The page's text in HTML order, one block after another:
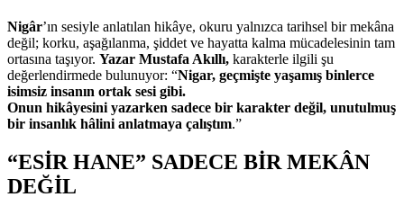
Nigâr’ın sesiyle anlatılan hikâye, okuru yalnızca tarihsel bir mekâna
değil; korku, aşağılanma, şiddet ve hayatta kalma mücadelesinin tam
ortasına taşıyor. Yazar Mustafa Akıllı, karakterle ilgili şu
değerlendirmede bulunuyor: “Nigar, geçmişte yaşamış binlerce
isimsiz insanın ortak sesi gibi.
Onun hikâyesini yazarken sadece bir karakter değil, unutulmuş
bir insanlık hâlini anlatmaya çalıştım.”
“ESİR HANE” SADECE BİR MEKÂN
DEĞİL